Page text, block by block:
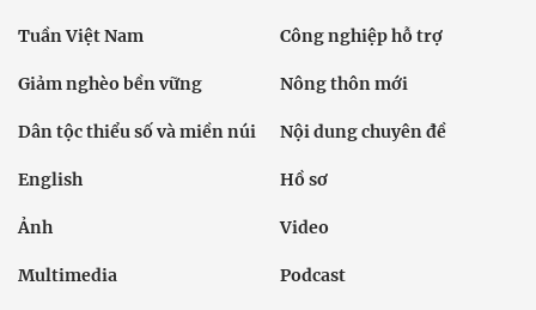
Tuần Việt Nam Công nghiệp hỗ trợ
Giảm nghèo bền vững Nông thôn mới
Dân tộc thiểu số và miền núi Nội dung chuyên đề
English Hồ sơ
Ảnh Video
Multimedia Podcast